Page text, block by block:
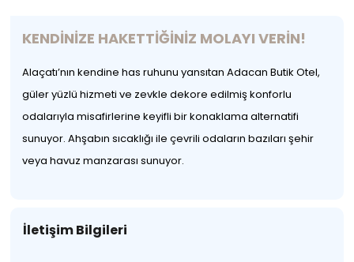
KENDİNİZE HAKETTİĞİNİZ MOLAYI VERİN!
Alaçatı’nın kendine has ruhunu yansıtan Adacan Butik Otel,
güler yüzlü hizmeti ve zevkle dekore edilmiş konforlu
odalarıyla misafirlerine keyifli bir konaklama alternatifi
sunuyor. Ahşabın sıcaklığı ile çevrili odaların bazıları şehir
veya havuz manzarası sunuyor.​
İletişim Bilgileri